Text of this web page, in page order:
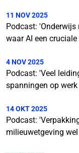
11 NOV 2025
Podcast:
waar AI een
4 NOV 2025
Podcast: 'Veel
spanningen op
14 OKT 2025
Podcast:
milieuwetgeving